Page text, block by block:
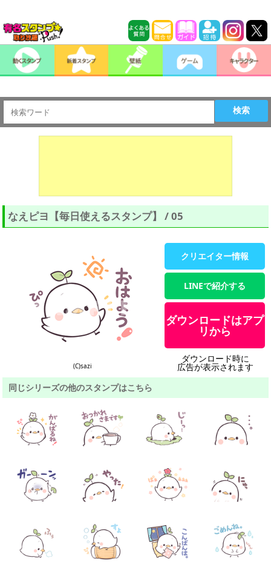
検索
なえピヨ【毎日使えるスタンプ】 / 05
(C)sazi
クリエイター情報
LINEで紹介する
ダウンロードはアプ
リから
ダウンロード時に
広告が表示されます
同じシリーズの他のスタンプはこちら